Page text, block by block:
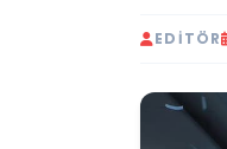
EDITÖR